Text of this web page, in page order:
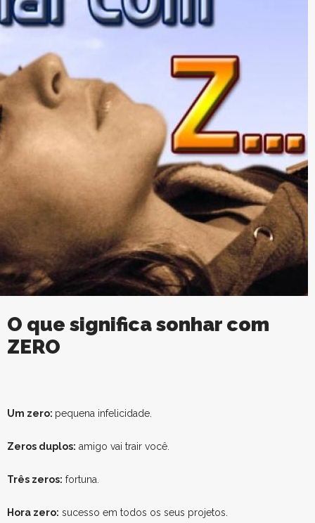
O que significa sonhar com
ZERO
Um zero: pequena infelicidade.
Zeros duplos: amigo vai trair você.
Três zeros: fortuna.
Hora zero: sucesso em todos os seus projetos.